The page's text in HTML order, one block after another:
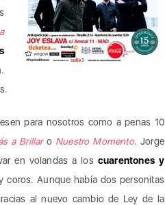
para nosotros como a penas 10
a Brillaro Nuestro Momento. Jorge
en volandas a los cuarentones y
coros. Aunque había dos personitas
al nuevo cambio de Ley de la